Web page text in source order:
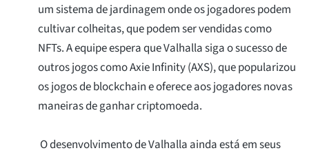
um sistema de jardinagem onde os jogadores podem
cultivar colheitas, que podem ser vendidas como
NFTs. A equipe espera que Valhalla siga o sucesso de
outros jogos como Axie Infinity (AXS), que popularizou
os jogos de blockchain e oferece aos jogadores novas
maneiras de ganhar criptomoeda.
O desenvolvimento de Valhalla ainda está em seus